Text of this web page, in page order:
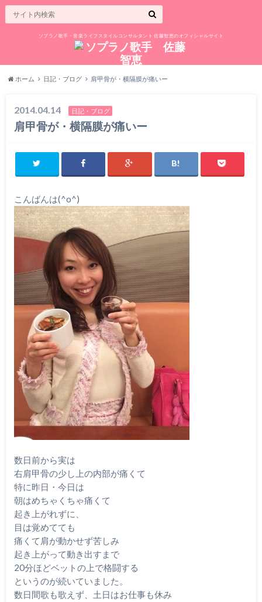
ソプラノ歌手・音楽ライフスタイルコンサルタント 佐藤智恵のオフィシャルサイト
ホーム 日記・ブログ 肩甲骨が・横隔膜が痛いー
2014.04.14 日記・ブログ
肩甲骨が・横隔膜が痛いー
こんばんは(^o^)
数日前から実は
右肩甲骨の少し上の内部が痛くて
特に昨日・今日は
朝はめちゃくちゃ痛くて
起き上がれずに、
目は覚めてても
痛くて肩が動かせず苦しみ
起き上がって動き出すまで
20分ほどベットの上で格闘する
というのが続いていました。
数日間歌も歌えず、土日はお仕事も休み